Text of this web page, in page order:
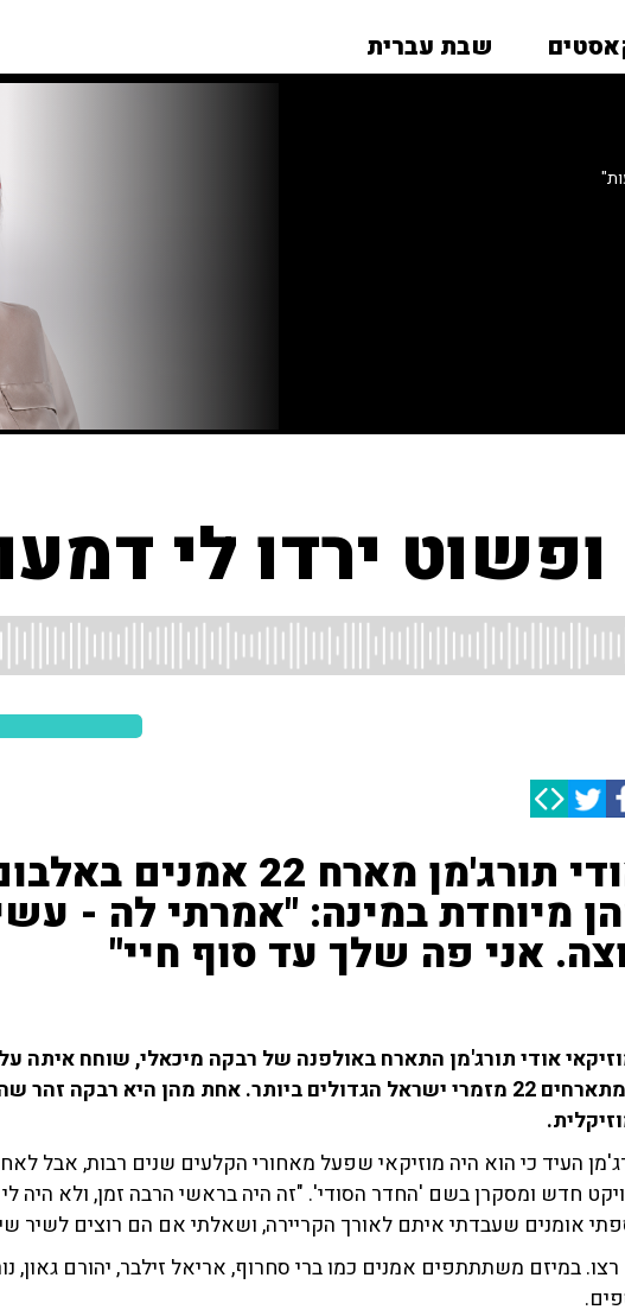
שבת עברית
ירדו לי
אודי תורג'מן מארח 22
מיוחדת במינה: "אמרתי לה -
אני פה שלך עד סוף חיי"
אודי תורג'מן התארח באולפנה של רבקה מיכאלי, שוחח איתה
בו מתארחים 22 מזמרי ישראל הגדולים ביותר. אחת מהן היא רבקה
העיד כי הוא היה מוזיקאי שפעל מאחורי הקלעים שנים רבות, אבל
חדש ומסקרן בשם 'החדר הסודי'. "זה היה בראשי הרבה זמן, ולא היה
אומנים שעבדתי איתם לאורך הקריירה, ושאלתי אם הם רוצים לשיר
במיזם משתתתפים אמנים כמו ברי סחרוף, אריאל זילבר, יהורם גאון,